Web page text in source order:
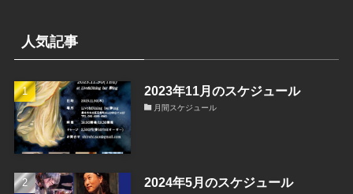
人気記事
2023年11月のスケジュール
月間スケジュール
2024年5月のスケジュール